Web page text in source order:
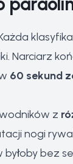
Narciarz
60 sekund
z
nogi
byłoby bez